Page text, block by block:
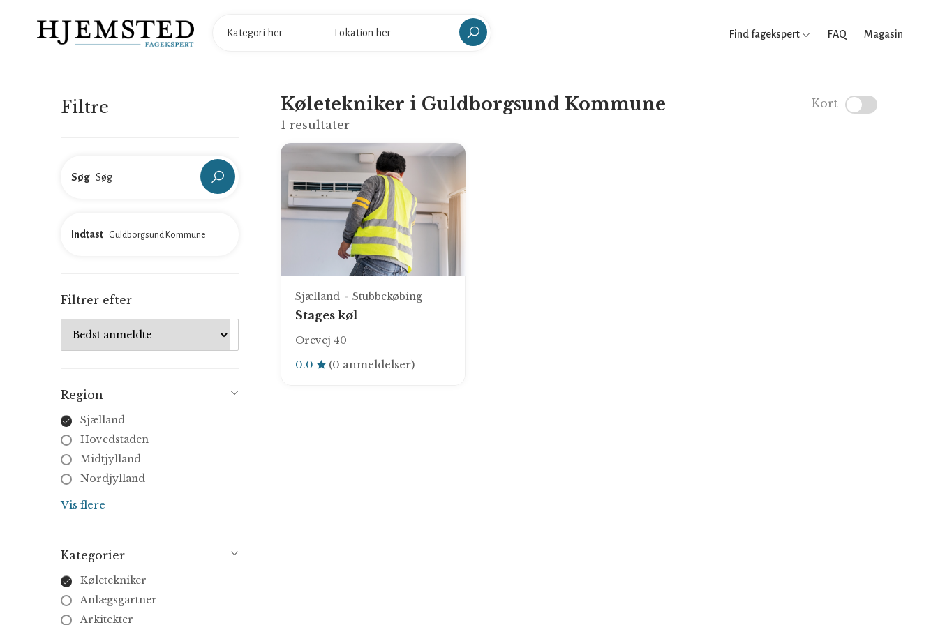
Find fagekspert FAQ Magasin
Filtre
Søg
Indtast
Filtrer efter
Region
Sjælland
Hovedstaden
Midtjylland
Nordjylland
Syddanmark
Vis flere
Kategorier
Køletekniker
Anlægsgartner
Arkitekter
Køletekniker i Guldborgsund Kommune
Kort
1 resultater
Sjælland Stubbekøbing
Stages køl
Orevej 40
0.0 (0 anmeldelser)